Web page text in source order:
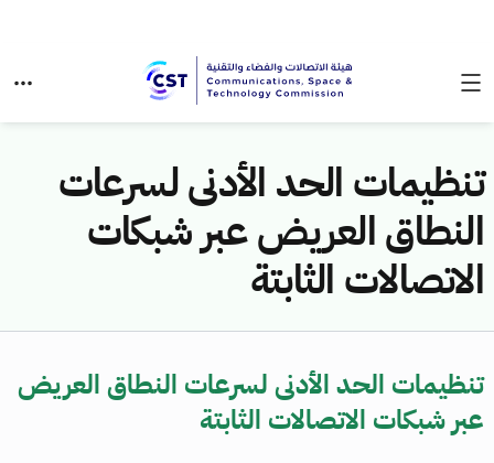
تنظيمات الحد الأدنى لسرعات
النطاق العريض عبر شبكات
الاتصالات الثابتة
تنظيمات الحد الأدنى لسرعات النطاق العريض
عبر شبكات الاتصالات الثابتة